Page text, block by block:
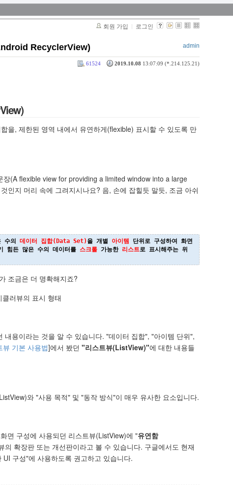
회원 가입 로그인
RecyclerView) admin
2019.10.08 13:07:09 (*.214.125.21)
61524
을, 제한된 영역 내에서 유연하게(flexible) 표시할 수 있도록 만
장(A flexible view for providing a limited window into a large
인지 머리 속에 그려지시나요? 음, 손에 잡힐듯 말듯, 조금 아쉬
수의 데이터 집합(Data Set) 을 개별 아이템 단위 로 구성하여 화면
힘든 많은 수의 데이터를 스크롤 가능한 리스트로 표시해주는 위
조금은 더 명확해지죠?
용이라는 것을 알 수 있습니다. "데이터 집합", "아이템 단위",
뷰 기본 사용법]에서 봤던 "리스트뷰(ListView)"에 대한 내용들
와 "사용 목적" 및 "동작 방식"이 매우 유사한 요소입니다.
면 구성에 사용되던 리스트뷰(ListView)에 "유연함
의 확장판 또는 개선판이라고 볼 수 있습니다. 구글에서도 현재
구성"에 사용하도록 권고하고 있습니다.